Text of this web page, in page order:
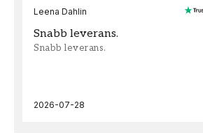
Leena Dahlin
Snabb leverans.
Snabb leverans.
2026-07-28